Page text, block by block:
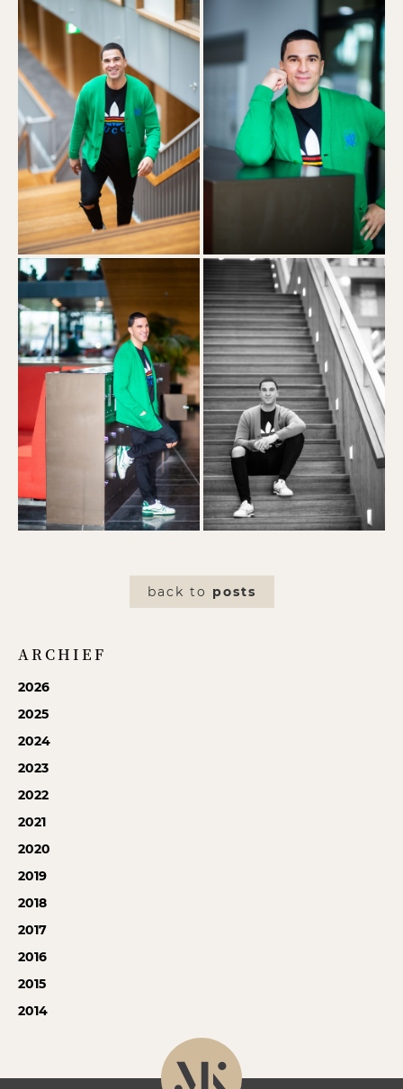
back to posts
ARCHIEF
2026
2025
2024
2023
2022
2021
2020
2019
2018
2017
2016
2015
2014